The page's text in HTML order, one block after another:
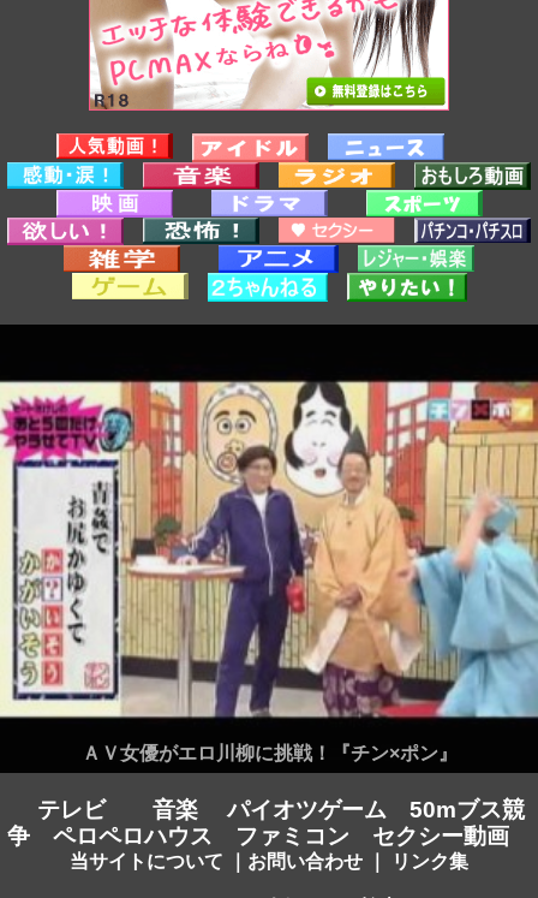
ＡＶ女優がエロ川柳に挑戦！『チン×ポン』
テレビ 音楽 パイオツゲーム
50mブス競
争
ペロペロハウス ファミコン セクシー動画
当サイトについて お問い合わせ リンク集